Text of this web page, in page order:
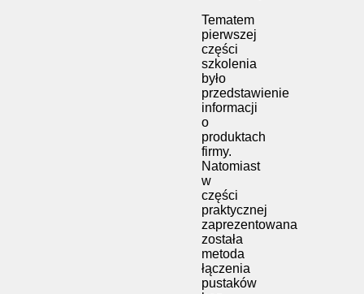
Tematem
pierwszej
części
szkolenia
było
przedstawienie
informacji
o
produktach
firmy.
Natomiast
w
części
praktycznej
zaprezentowana
została
metoda
łączenia
pustaków